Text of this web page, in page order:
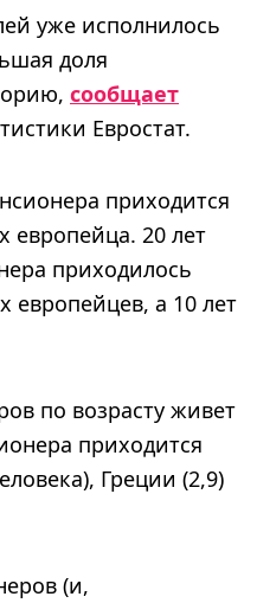
уже исполнилось
доля
сообщает
Евростат.
приходится
европейца. 20 лет
приходилось
а 10 лет
по возрасту живет
приходится
Греции (2,9)
(и,